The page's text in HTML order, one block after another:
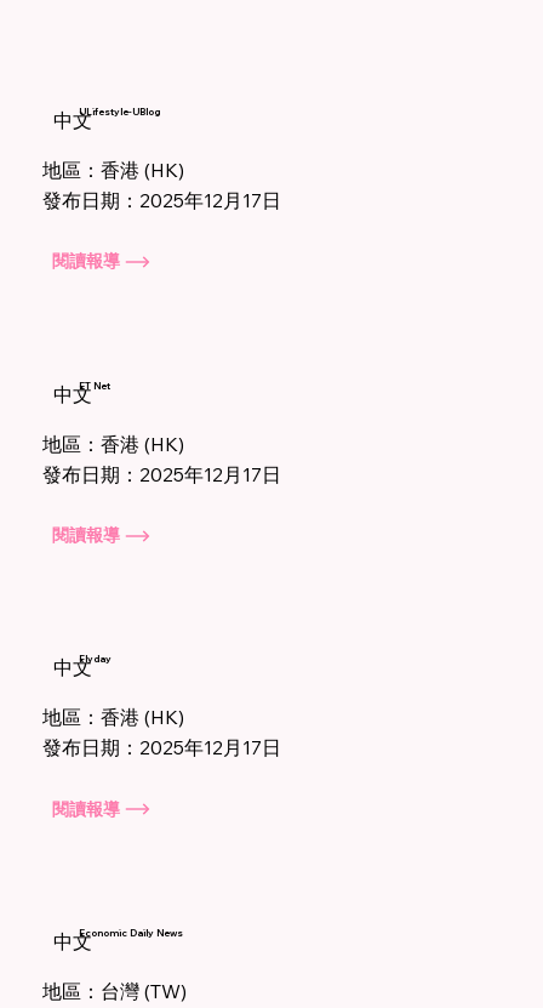
中文ULifestyle-UBlog
地區：香港 (HK)
發布日期：2025年12月17日
閱讀報導
中文ET Net
地區：香港 (HK)
發布日期：2025年12月17日
閱讀報導
中文Flyday
地區：香港 (HK)
發布日期：2025年12月17日
閱讀報導
中文Economic Daily News
地區：台灣 (TW)